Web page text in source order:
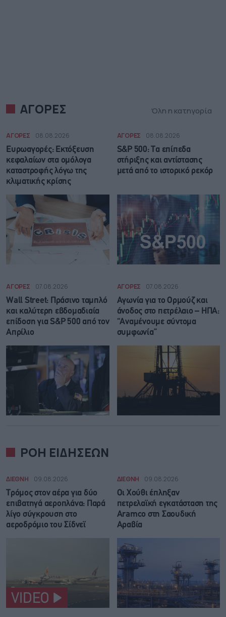
ΑΓΟΡΕΣ Όλη η κατηγορία
ΑΓΟΡΕΣ 08.08.2026
Ευρωαγορές: Εκτόξευση
κεφαλαίων στα ομόλογα
καταστροφής λόγω της
κλιματικής κρίσης
ΑΓΟΡΕΣ 08.08.2026
S&P 500: Τα επίπεδα
στήριξης και αντίστασης
μετά από το ιστορικό ρεκόρ
ΑΓΟΡΕΣ 07.08.2026
Wall Street: Πράσινο ταμπλό
και καλύτερη εβδομαδιαία
επίδοση για S&P 500 από τον
Απρίλιο
ΑΓΟΡΕΣ 07.08.2026
Αγωνία για το Ορμούζ και
άνοδος στο πετρέλαιο – ΗΠΑ:
“Αναμένουμε σύντομα
συμφωνία”
ΡΟΗ ΕΙΔΗΣΕΩΝ
ΔΙΕΘΝΗ 09.08.2026
Τρόμος στον αέρα για δύο
επιβατηγά αεροπλάνα: Παρά
λίγο σύγκρουση στο
αεροδρόμιο του Σίδνεϊ
VIDEO
ΔΙΕΘΝΗ 09.08.2026
Οι Χούθι έπληξαν
πετρελαϊκή εγκατάσταση της
Aramco στη Σαουδική
Αραβία